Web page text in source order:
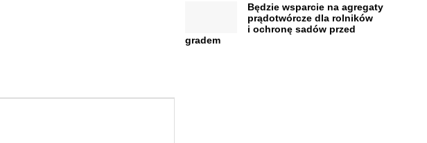
Będzie wsparcie na agregaty
prądotwórcze dla rolników
i ochronę sadów przed
gradem